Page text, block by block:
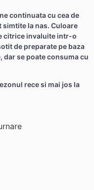
continuata cu cea de
simtite la nas. Culoare
citrice invaluite intr-o
de preparate pe baza
dar se poate consuma cu
rece si mai jos la